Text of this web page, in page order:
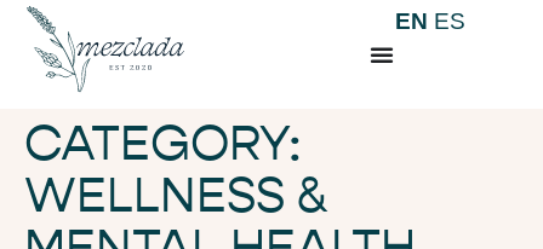
EN ES
CATEGORY:
WELLNESS &